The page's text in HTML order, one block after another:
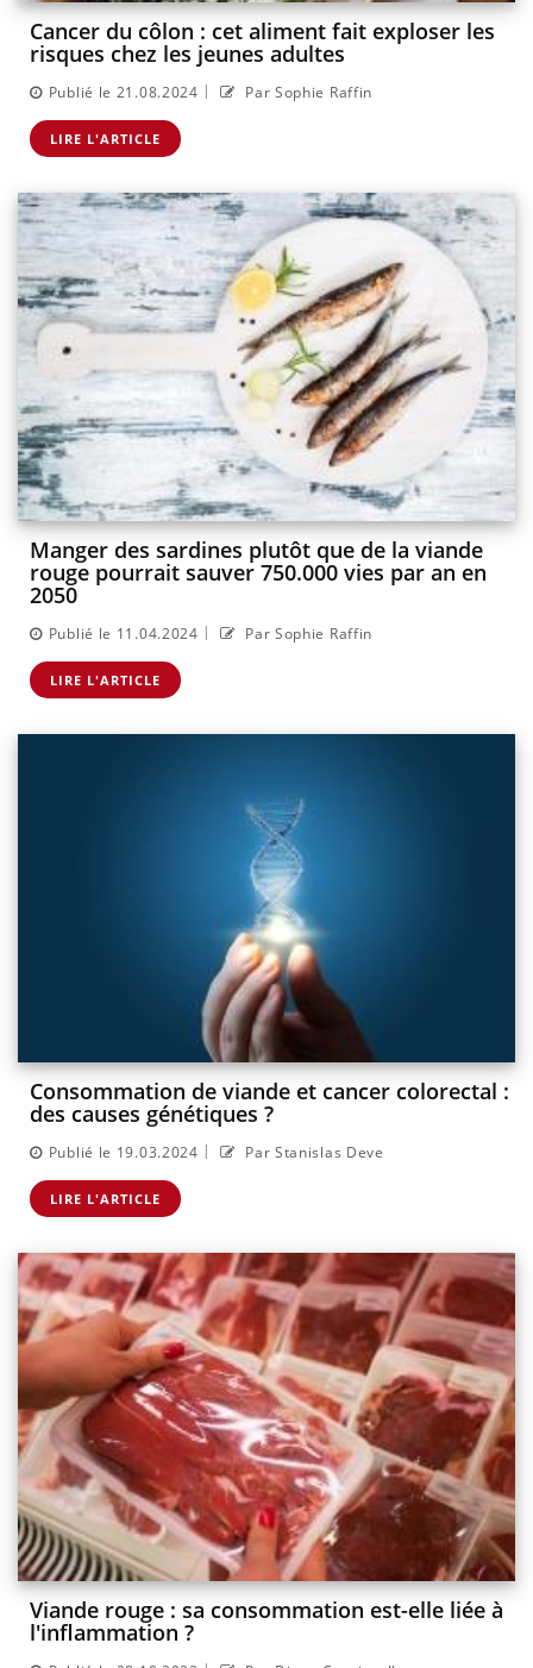
Cancer du côlon : cet aliment fait exploser les
risques chez les jeunes adultes
Publié le 21.08.2024 | Par Sophie Raffin
LIRE L'ARTICLE
Manger des sardines plutôt que de la viande
rouge pourrait sauver 750.000 vies par an en
2050
Publié le 11.04.2024 | Par Sophie Raffin
LIRE L'ARTICLE
Consommation de viande et cancer colorectal :
des causes génétiques ?
Publié le 19.03.2024 | Par Stanislas Deve
LIRE L'ARTICLE
Viande rouge : sa consommation est-elle liée à
l'inflammation ?